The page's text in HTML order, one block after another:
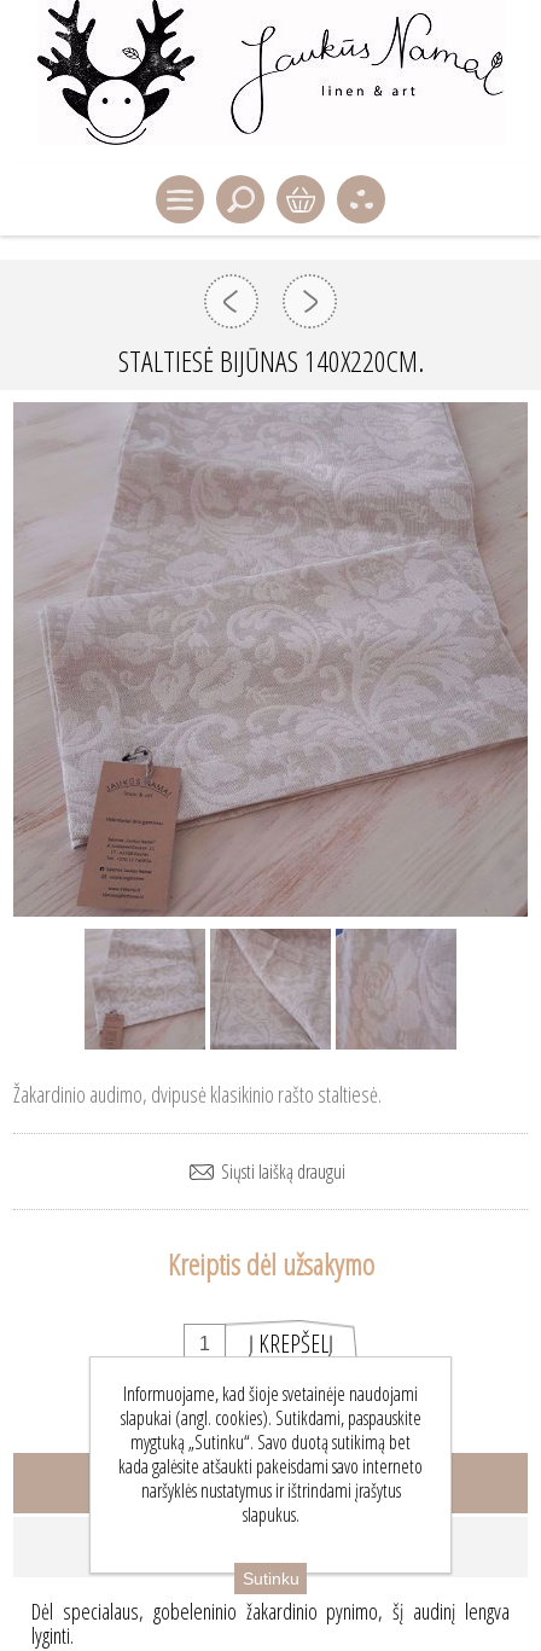
STALTIESĖ BIJŪNAS 140X220CM.
Žakardinio audimo, dvipusė klasikinio rašto staltiesė.
Kreiptis dėl užsakymo
Aprašymas
Dėl specialaus, gobeleninio žakardinio pynimo, šį audinį lengva
lyginti.
Informuojame, kad šioje svetainėje naudojami
slapukai (angl. cookies). Sutikdami, paspauskite
mygtuką „Sutinku“. Savo duotą sutikimą bet
kada galėsite atšaukti pakeisdami savo interneto
naršyklės nustatymus ir ištrindami įrašytus
slapukus.
Sutinku